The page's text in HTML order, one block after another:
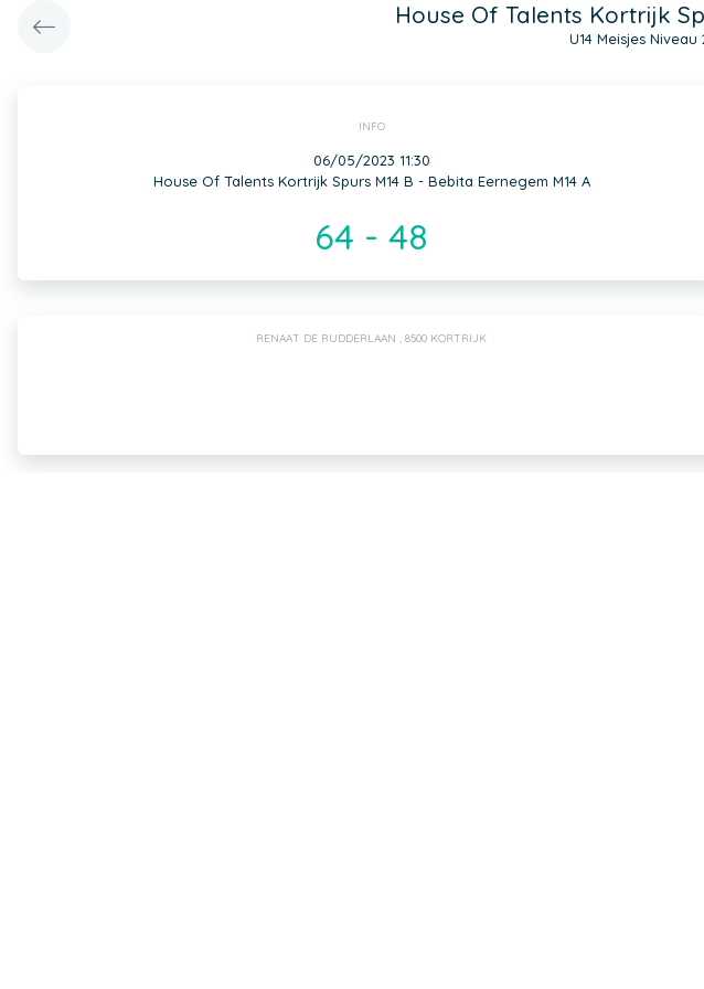
House Of Talents Kortrijk
U14 Meisjes
INFO
06/05/2023 11:30
House Of Talents Kortrijk Spurs M14 B - Bebita Eernegem M14 A
64 - 48
RENAAT DE RUDDERLAAN , 8500 KORTRIJK